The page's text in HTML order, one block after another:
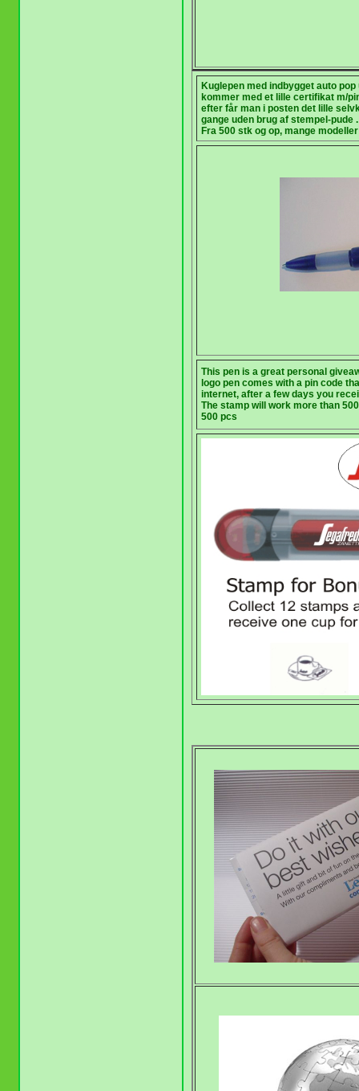
Kuglepen med indbygget auto
kommer med et lille certifikat m/
efter får man i posten det lille
gange uden brug af stempel-pude .
Fra 500 stk og op, mange
This pen is a great personal
logo pen comes with a pin code
internet, after a few days you
The stamp will work more than
500 pcs